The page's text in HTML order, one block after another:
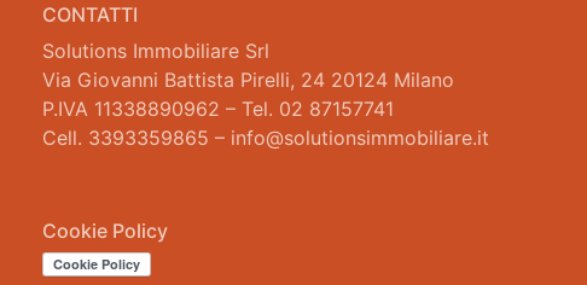
CONTATTI
Solutions Immobiliare Srl
Via Giovanni Battista Pirelli, 24 20124 Milano
P.IVA 11338890962 – Tel. 02 87157741
Cell. 3393359865 – info@solutionsimmobiliare.it
Cookie Policy